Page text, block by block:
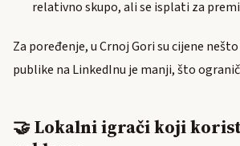
relativno skupo, ali se isplati za
Za poređenje, u Crnoj Gori su cijene
publike na LinkedInu je manji, što
🤝 Lokalni igrači koji